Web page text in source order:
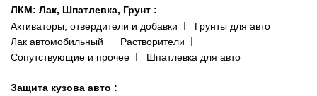
ЛКМ: Лак, Шпатлевка, Грунт :
Активаторы, отвердители и добавки
Грунты для авто
Лак автомобильный
Растворители
Сопутствующие и прочее
Шпатлевка для авто
Защита кузова авто :